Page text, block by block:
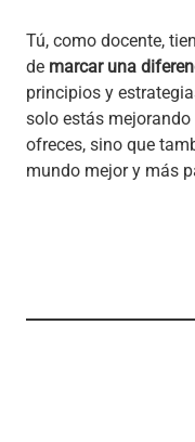
Tú, como docente,
de marcar una
principios y
solo estás
ofreces, sino que
mundo mejor y más